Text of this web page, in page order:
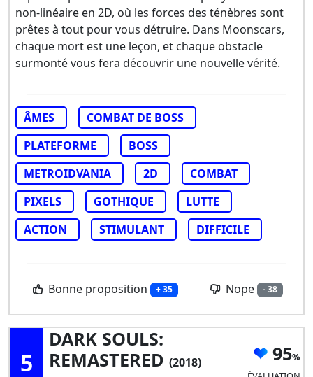
non-linéaire en 2D, où les forces des ténèbres sont
prêtes à tout pour vous détruire. Dans Moonscars,
chaque mort est une leçon, et chaque obstacle
surmonté vous fera découvrir une nouvelle vérité.
ÂMES
COMBAT DE BOSS
PLATEFORME
BOSS
METROIDVANIA
2D
COMBAT
PIXELS
GOTHIQUE
LUTTE
ACTION
STIMULANT DIFFICILE
Bonne proposition + 35 Nope - 38
5
DARK SOULS:
REMASTERED (2018)
95